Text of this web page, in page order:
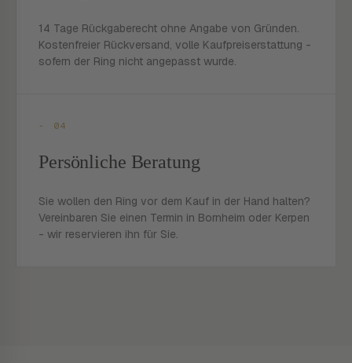
14 Tage Rückgaberecht ohne Angabe von Gründen.
Kostenfreier Rückversand, volle Kaufpreiserstattung -
sofern der Ring nicht angepasst wurde.
- 04
Persönliche Beratung
Sie wollen den Ring vor dem Kauf in der Hand halten?
Vereinbaren Sie einen Termin in Bornheim oder Kerpen
- wir reservieren ihn für Sie.